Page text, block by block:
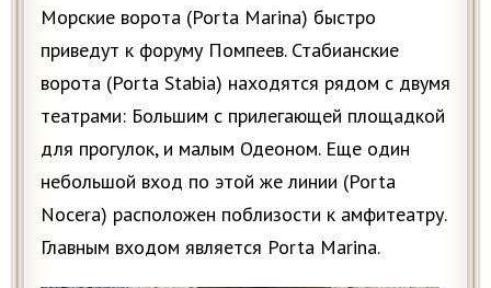
Морские ворота (Porta Marina) быстро
приведут к форуму Помпеев. Стабианские
ворота (Porta Stabia) находятся рядом с двумя
театрами: Большим с прилегающей площадкой
для прогулок, и малым Одеоном. Еще один
небольшой вход по этой же линии (Porta
Nocera) расположен поблизости к амфитеатру.
Главным входом является Porta Marina.